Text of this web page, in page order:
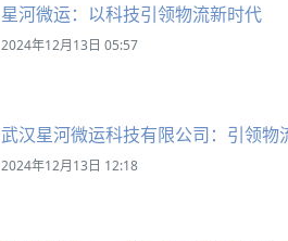
星河微运：以科技引领物流新时代
2024年12月13日 05:57
武汉星河微运科技有限公司：引领物
2024年12月13日 12:18